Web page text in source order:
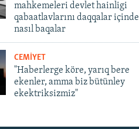
mahkemeleri devlet hainligi
qabaatlavlarını daqqalar içinde
nasıl baqalar
CEMİYET
"Haberlerge köre, yarıq bere
ekenler, amma biz bütünley
ekektriksizmiz"